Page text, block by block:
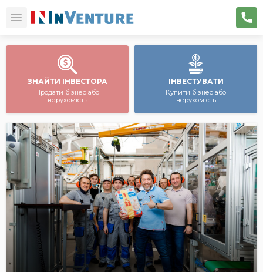
ЗНАЙТИ ІНВЕСТОРА
Продати бізнес або
нерухомість
ІНВЕСТУВАТИ
Купити бізнес або
нерухомість